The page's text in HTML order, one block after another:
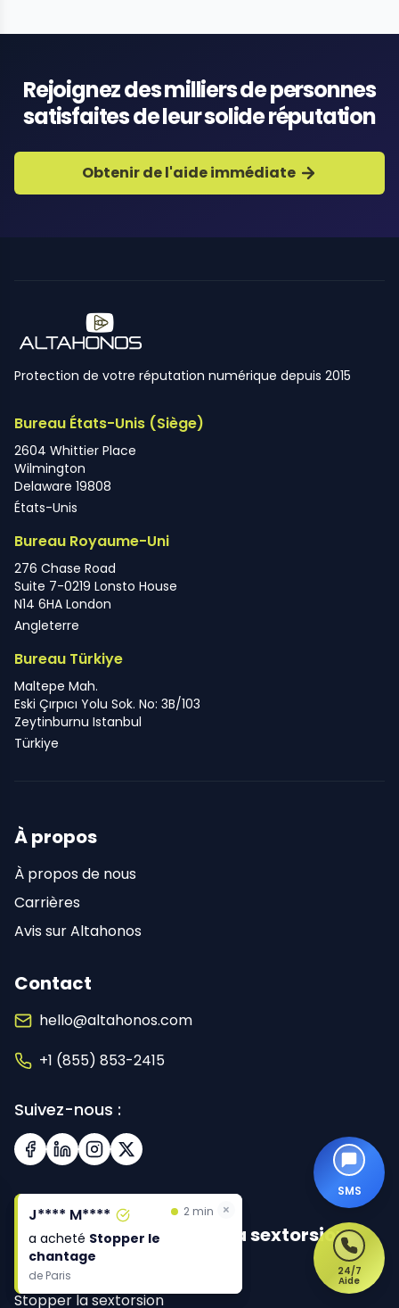
Rejoignez des milliers de personnes
satisfaites de leur solide réputation
Obtenir de l'aide immédiate
Protection de votre réputation numérique depuis 2015
Bureau États-Unis (Siège)
2604 Whittier Place
Wilmington
Delaware 19808
États-Unis
Bureau Royaume-Uni
276 Chase Road
Suite 7-0219 Lonsto House
N14 6HA London
Angleterre
Bureau Türkiye
Maltepe Mah.
Eski Çırpıcı Yolu Sok. No: 3B/103
Zeytinburnu Istanbul
Türkiye
À propos
À propos de nous
Carrières
Avis sur Altahonos
Contact
hello@altahonos.com
+1 (855) 853-2415
Suivez-nous :
Facebook
LinkedInInstagramX (Twitter)
Stopper le chantage et la sextorsion
Stopper le chantage
Stopper la sextorsion
J**** M**** 2 min
a acheté Stopper le
chantage
de Paris
×
J**** M**** 2 min
a acheté Stopper le
chantage
de Paris
×
24/7
Aide
SMS